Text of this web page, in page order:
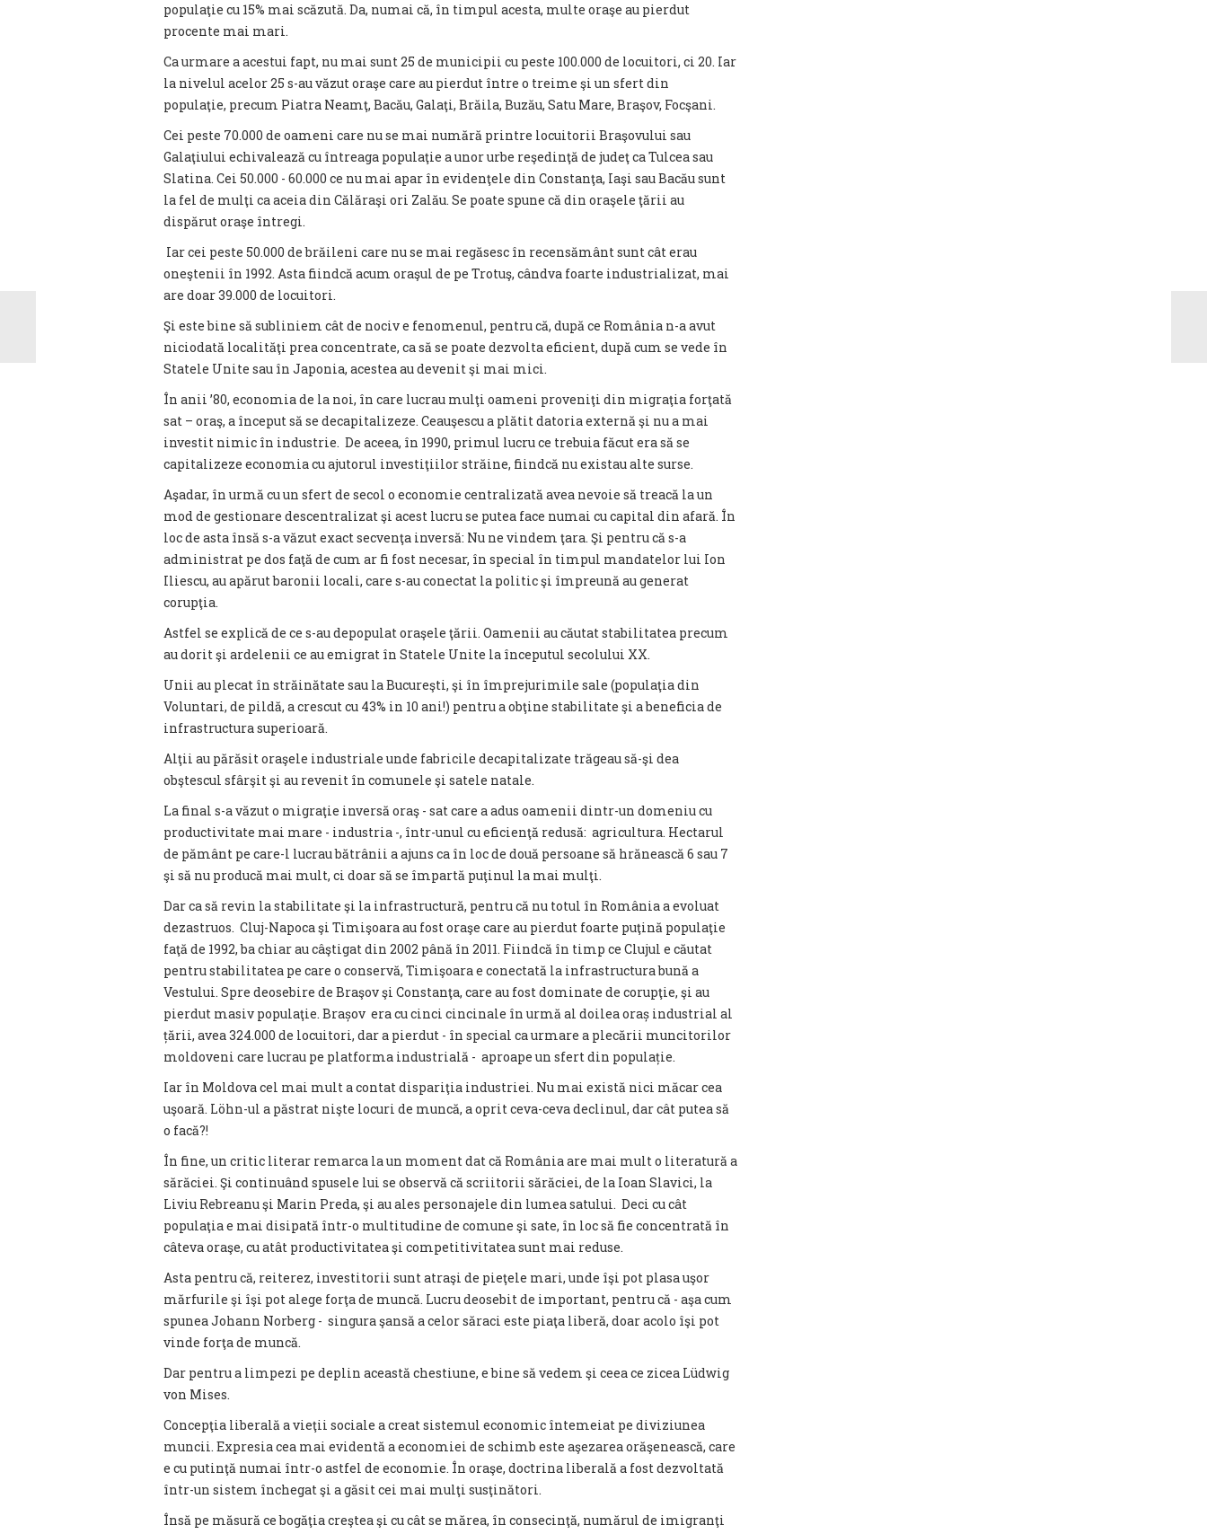
populaţie cu 15% mai scăzută. Da, numai că, în timpul acesta, multe oraşe au pierdut
procente mai mari.
Ca urmare a acestui fapt, nu mai sunt 25 de municipii cu peste 100.000 de locuitori, ci 20. Iar
la nivelul acelor 25 s-au văzut oraşe care au pierdut între o treime şi un sfert din
populaţie, precum Piatra Neamţ, Bacău, Galaţi, Brăila, Buzău, Satu Mare, Braşov, Focşani.
Cei peste 70.000 de oameni care nu se mai numără printre locuitorii Braşovului sau
Galaţiului echivalează cu întreaga populaţie a unor urbe reşedinţă de judeţ ca Tulcea sau
Slatina. Cei 50.000 - 60.000 ce nu mai apar în evidenţele din Constanţa, Iaşi sau Bacău sunt
la fel de mulţi ca aceia din Călăraşi ori Zalău. Se poate spune că din oraşele ţării au
dispărut oraşe întregi.
Iar cei peste 50.000 de brăileni care nu se mai regăsesc în recensământ sunt cât erau
oneştenii în 1992. Asta fiindcă acum oraşul de pe Trotuş, cândva foarte industrializat, mai
are doar 39.000 de locuitori.
Şi este bine să subliniem cât de nociv e fenomenul, pentru că, după ce România n-a avut
niciodată localităţi prea concentrate, ca să se poate dezvolta eficient, după cum se vede în
Statele Unite sau în Japonia, acestea au devenit şi mai mici.
În anii ’80, economia de la noi, în care lucrau mulţi oameni proveniţi din migraţia forţată
sat – oraş, a început să se decapitalizeze. Ceauşescu a plătit datoria externă şi nu a mai
investit nimic în industrie. De aceea, în 1990, primul lucru ce trebuia făcut era să se
capitalizeze economia cu ajutorul investiţiilor străine, fiindcă nu existau alte surse.
Aşadar, în urmă cu un sfert de secol o economie centralizată avea nevoie să treacă la un
mod de gestionare descentralizat şi acest lucru se putea face numai cu capital din afară. În
loc de asta însă s-a văzut exact secvenţa inversă: Nu ne vindem ţara. Şi pentru că s-a
administrat pe dos faţă de cum ar fi fost necesar, în special în timpul mandatelor lui Ion
Iliescu, au apărut baronii locali, care s-au conectat la politic şi împreună au generat
corupţia.
Astfel se explică de ce s-au depopulat oraşele ţării. Oamenii au căutat stabilitatea precum
au dorit şi ardelenii ce au emigrat în Statele Unite la începutul secolului XX.
Unii au plecat în străinătate sau la Bucureşti, şi în împrejurimile sale (populaţia din
Voluntari, de pildă, a crescut cu 43% in 10 ani!) pentru a obţine stabilitate şi a beneficia de
infrastructura superioară.
Alţii au părăsit oraşele industriale unde fabricile decapitalizate trăgeau să-şi dea
obştescul sfârşit şi au revenit în comunele şi satele natale.
La final s-a văzut o migraţie inversă oraş - sat care a adus oamenii dintr-un domeniu cu
productivitate mai mare - industria -, într-unul cu eficienţă redusă: agricultura. Hectarul
de pământ pe care-l lucrau bătrânii a ajuns ca în loc de două persoane să hrănească 6 sau 7
şi să nu producă mai mult, ci doar să se împartă puţinul la mai mulţi.
Dar ca să revin la stabilitate şi la infrastructură, pentru că nu totul în România a evoluat
dezastruos. Cluj-Napoca şi Timişoara au fost oraşe care au pierdut foarte puţină populaţie
faţă de 1992, ba chiar au câştigat din 2002 până în 2011. Fiindcă în timp ce Clujul e căutat
pentru stabilitatea pe care o conservă, Timişoara e conectată la infrastructura bună a
Vestului. Spre deosebire de Braşov şi Constanţa, care au fost dominate de corupţie, şi au
pierdut masiv populaţie. Brașov era cu cinci cincinale în urmă al doilea oraș industrial al
țării, avea 324.000 de locuitori, dar a pierdut - în special ca urmare a plecării muncitorilor
moldoveni care lucrau pe platforma industrială - aproape un sfert din populație.
Iar în Moldova cel mai mult a contat dispariţia industriei. Nu mai există nici măcar cea
uşoară. Löhn-ul a păstrat nişte locuri de muncă, a oprit ceva-ceva declinul, dar cât putea să
o facă?!
În fine, un critic literar remarca la un moment dat că România are mai mult o literatură a
sărăciei. Şi continuând spusele lui se observă că scriitorii sărăciei, de la Ioan Slavici, la
Liviu Rebreanu şi Marin Preda, şi au ales personajele din lumea satului. Deci cu cât
populaţia e mai disipată într-o multitudine de comune şi sate, în loc să fie concentrată în
câteva oraşe, cu atât productivitatea şi competitivitatea sunt mai reduse.
Asta pentru că, reiterez, investitorii sunt atraşi de pieţele mari, unde îşi pot plasa uşor
mărfurile şi îşi pot alege forţa de muncă. Lucru deosebit de important, pentru că - aşa cum
spunea Johann Norberg - singura şansă a celor săraci este piaţa liberă, doar acolo îşi pot
vinde forţa de muncă.
Dar pentru a limpezi pe deplin această chestiune, e bine să vedem şi ceea ce zicea Lüdwig
von Mises.
Concepţia liberală a vieţii sociale a creat sistemul economic întemeiat pe diviziunea
muncii. Expresia cea mai evidentă a economiei de schimb este aşezarea orăşenească, care
e cu putinţă numai într-o astfel de economie. În oraşe, doctrina liberală a fost dezvoltată
într-un sistem închegat şi a găsit cei mai mulţi susţinători.
Însă pe măsură ce bogăţia creştea şi cu cât se mărea, în consecinţă, numărul de imigranţi